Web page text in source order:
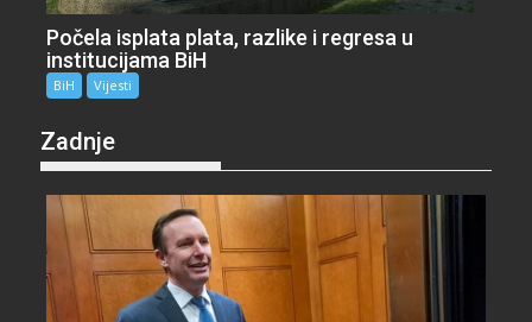
Počela isplata plata, razlike i regresa u
institucijama BiH
BiH Vijesti
Zadnje